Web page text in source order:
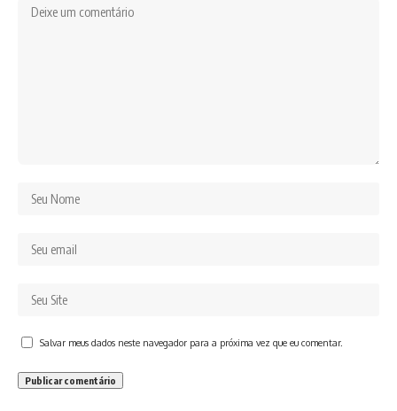
Salvar meus dados neste navegador para a próxima vez que eu comentar.